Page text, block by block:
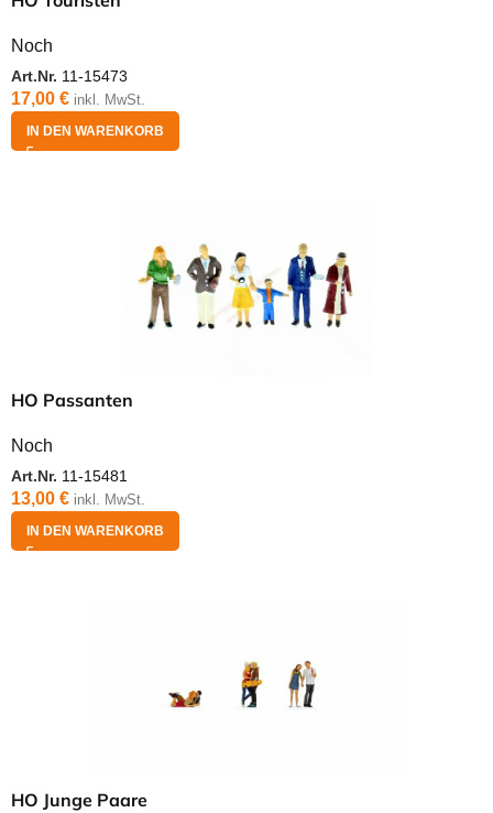
Noch
Art.Nr. 11-15473
17,00 € inkl. MwSt.
IN DEN WARENKORB
HO Passanten
Noch
Art.Nr. 11-15481
13,00 € inkl. MwSt.
IN DEN WARENKORB
HO Junge Paare